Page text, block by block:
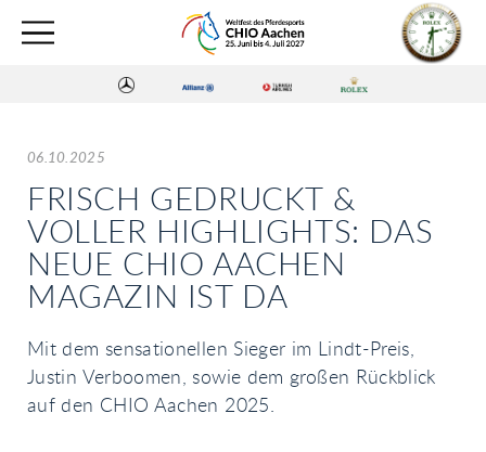
06.10.2025
FRISCH GEDRUCKT &
VOLLER HIGHLIGHTS: DAS
NEUE CHIO AACHEN
MAGAZIN IST DA
Mit dem sensationellen Sieger im Lindt-Preis,
Justin Verboomen, sowie dem großen Rückblick
auf den CHIO Aachen 2025.